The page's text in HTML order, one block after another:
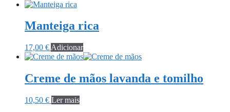
Manteiga rica
17,00 € Adicionar
Creme de mãos lavanda e tomilho
10,50 € Ler mais